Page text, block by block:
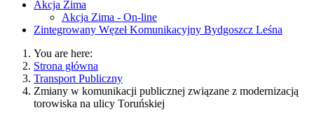
Akcja Zima
Akcja Zima - On-line
Zintegrowany Węzeł Komunikacyjny Bydgoszcz Leśna
You are here:
Strona główna
Transport Publiczny
Zmiany w komunikacji publicznej związane z modernizacją
torowiska na ulicy Toruńskiej